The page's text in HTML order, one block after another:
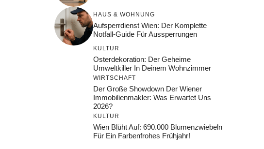
HAUS & WOHNUNG
Aufsperrdienst Wien: Der Komplette
Notfall-Guide Für Aussperrungen
KULTUR
Osterdekoration: Der Geheime
Umweltkiller In Deinem Wohnzimmer
WIRTSCHAFT
Der Große Showdown Der Wiener
Immobilienmakler: Was Erwartet Uns
2026?
KULTUR
Wien Blüht Auf: 690.000 Blumenzwiebeln
Für Ein Farbenfrohes Frühjahr!